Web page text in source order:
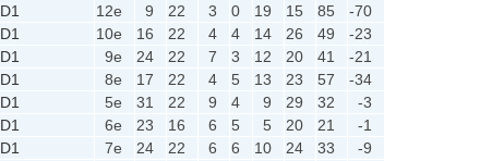
D1 12e 9 22 3 0 19 15 85
-70
D1 10e 16 22 4 4 14 26 49
-23
D1 9e 24 22 7 3 12 20 41
-21
D1 8e 17 22 4 5 13 23 57
-34
D1 5e 31 22 9 4 9 29 32
-3
D1 6e 23 16 6 5 5 20 21
-1
D1 7e 24 22 6 6 10 24 33
-9